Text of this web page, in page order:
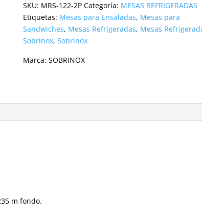
SKU: MRS-122-2P Categoría: MESAS REFRIGERADAS
Etiquetas: Mesas para Ensaladas, Mesas para
Sandwiches, Mesas Refrigeradas, Mesas
Sobrinox,Sobrinox
Marca:SOBRINOX
m fondo.